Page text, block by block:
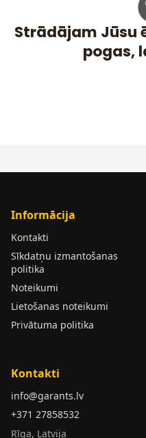
Strādājam Jūsu
pogas,
Informācija
Kontakti
Sīkdatņu izmantošanas
politika
Noteikumi
Lietošanas noteikumi
Privātuma politika
Kontakti
info@garants.lv
+371 27858532
Rīga, Latvija